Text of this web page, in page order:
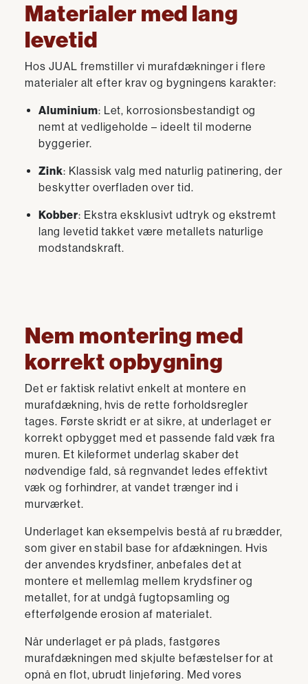
Materialer med lang
levetid
Hos JUAL fremstiller vi murafdækninger i flere
materialer alt efter krav og bygningens karakter:
Aluminium: Let, korrosionsbestandigt og
nemt at vedligeholde – ideelt til moderne
byggerier.
Zink: Klassisk valg med naturlig patinering, der
beskytter overfladen over tid.
Kobber: Ekstra eksklusivt udtryk og ekstremt
lang levetid takket være metallets naturlige
modstandskraft.
Nem montering med
korrekt opbygning
Det er faktisk relativt enkelt at montere en
murafdækning, hvis de rette forholdsregler
tages. Første skridt er at sikre, at underlaget er
korrekt opbygget med et passende fald væk fra
muren. Et kileformet underlag skaber det
nødvendige fald, så regnvandet ledes effektivt
væk og forhindrer, at vandet trænger ind i
murværket.
Underlaget kan eksempelvis bestå af ru brædder,
som giver en stabil base for afdækningen. Hvis
der anvendes krydsfiner, anbefales det at
montere et mellemlag mellem krydsfiner og
metallet, for at undgå fugtopsamling og
efterfølgende erosion af materialet.
Når underlaget er på plads, fastgøres
murafdækningen med skjulte befæstelser for at
opnå en flot, ubrudt linjeføring. Med vores